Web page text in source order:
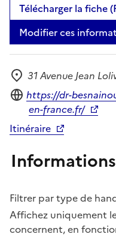
Télécharger la fiche
Modifier ces
Adresse
31 Avenue Jean
Site internet
https://dr-
en-france.fr/
Itinéraire
Filtrer par type de
Affichez uniquement
concernent, en